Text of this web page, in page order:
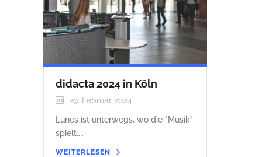
didacta 2024 in Köln
29. Februar 2024
Lunes ist unterwegs, wo die "Musik"
spielt....
WEITERLESEN